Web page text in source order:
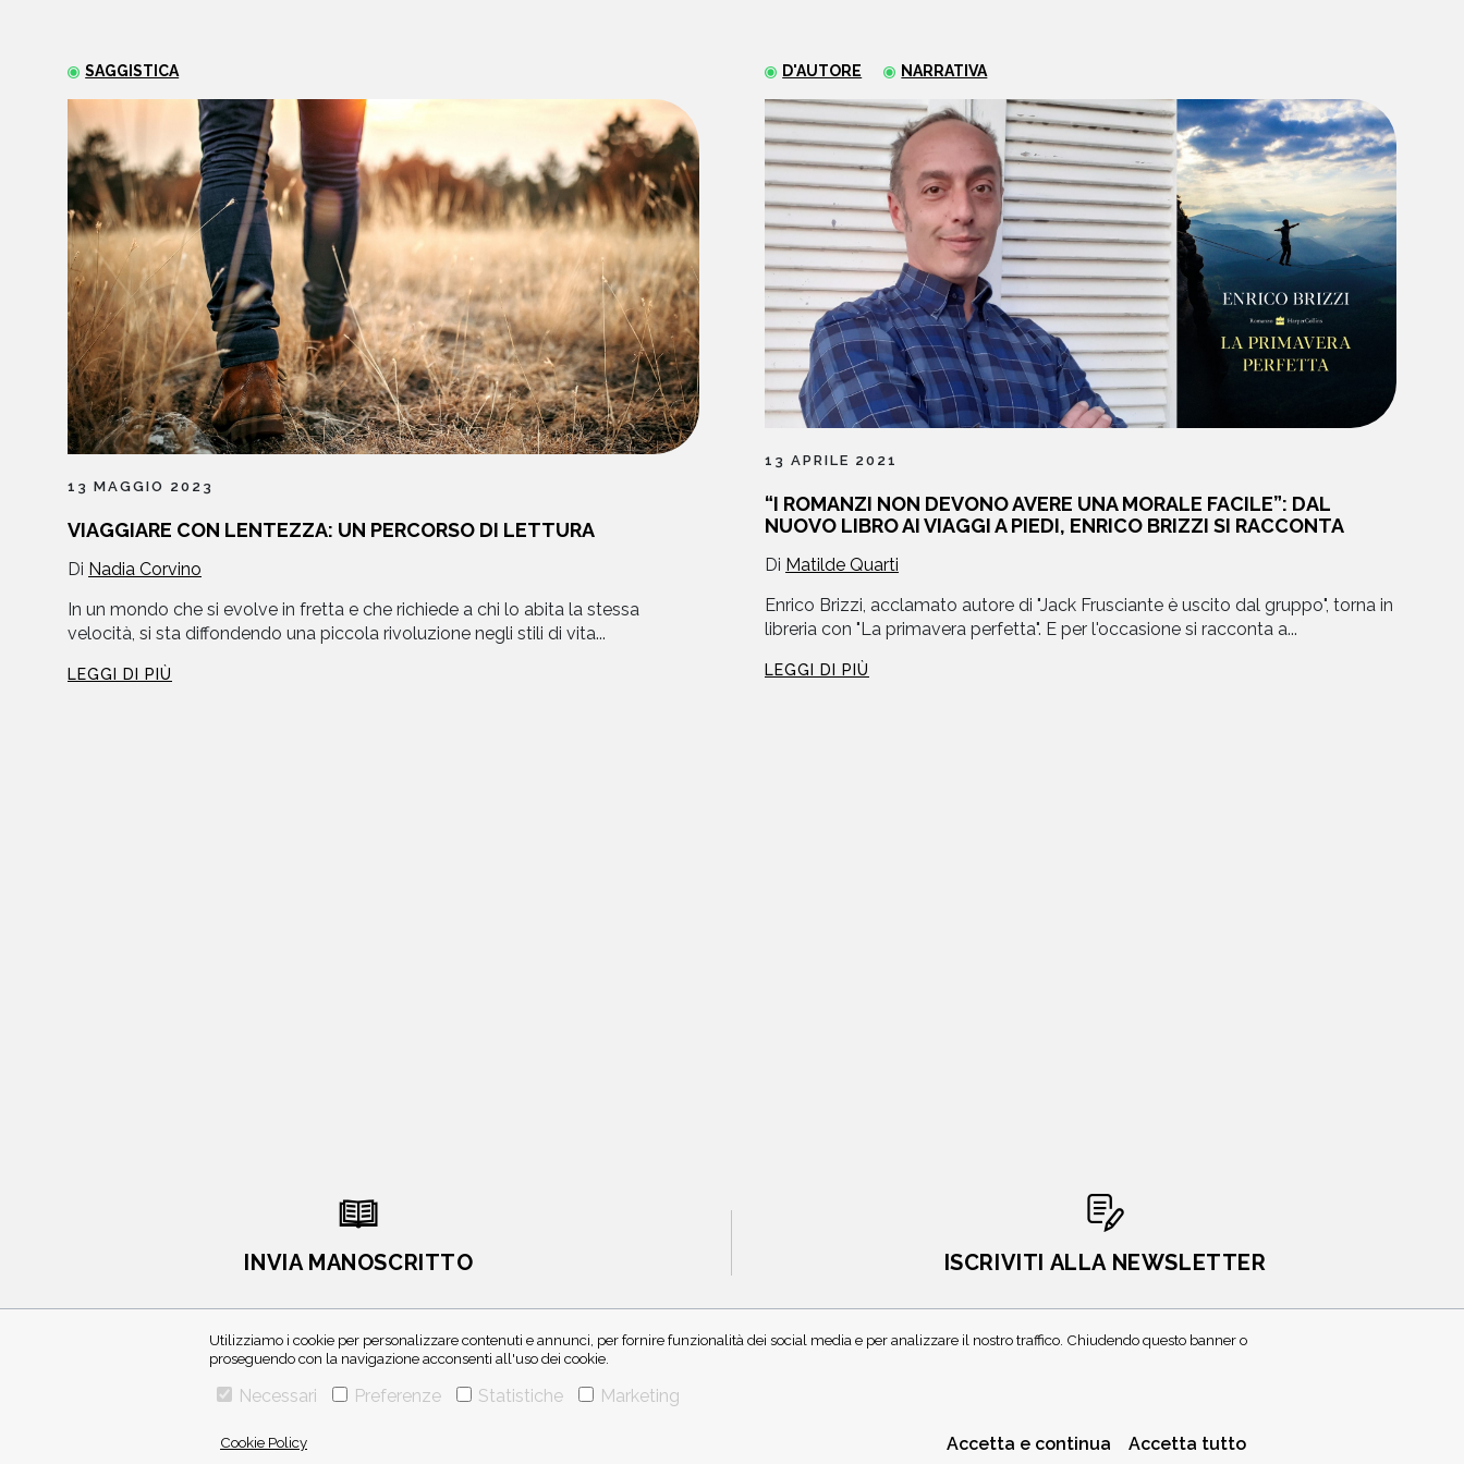
HOME
CHI SIAMO
CATALOGO
EVENTI
NEWS
SAGGISTICA
13 MAGGIO 2023
VIAGGIARE CON LENTEZZA: UN PERCORSO DI LETTURA
Di Nadia Corvino
In un mondo che si evolve in fretta e che richiede a chi lo abita la stessa
velocità, si sta diffondendo una piccola rivoluzione negli stili di vita...
LEGGI DI PIÙ
D'AUTORE NARRATIVA
13 APRILE 2021
“I ROMANZI NON DEVONO AVERE UNA MORALE FACILE”: DAL
NUOVO LIBRO AI VIAGGI A PIEDI, ENRICO BRIZZI SI RACCONTA
Di Matilde Quarti
Enrico Brizzi, acclamato autore di "Jack Frusciante è uscito dal gruppo", torna in
libreria con "La primavera perfetta". E per l'occasione si racconta a...
LEGGI DI PIÙ
Utilizziamo i cookie per personalizzare contenuti e annunci, per fornire funzionalità dei social media e per analizzare il nostro traffico. Chiudendo questo banner o
proseguendo con la navigazione acconsenti all'uso dei cookie.
Necessari Preferenze Statistiche Marketing
Cookie Policy Accetta e continua Accetta tutto
INVIA MANOSCRITTO ISCRIVITI ALLA NEWSLETTER